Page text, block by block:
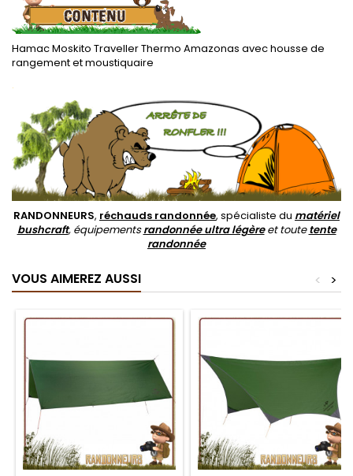
Hamac Moskito Traveller Thermo Amazonas avec housse de
rangement et moustiquaire
.
RANDONNEURS, réchauds randonnée, spécialiste du matériel
bushcraft, équipementsrandonnée ultra légèreet toutetente
randonnée
VOUS AIMEREZ AUSSI >
<